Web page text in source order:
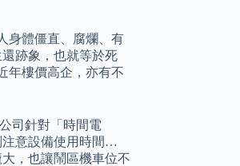
身體僵直、腐爛、有
跡象，也就等於死
年樓價高企，亦有不
司針對「時間電
注意設備使用時間…
，也讓鬧區機車位不